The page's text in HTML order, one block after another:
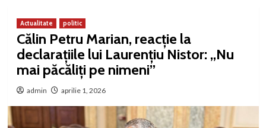
Actualitate politic
Călin Petru Marian, reacție la
declarațiile lui Laurențiu Nistor: „Nu
mai păcăliți pe nimeni”
admin aprilie 1, 2026